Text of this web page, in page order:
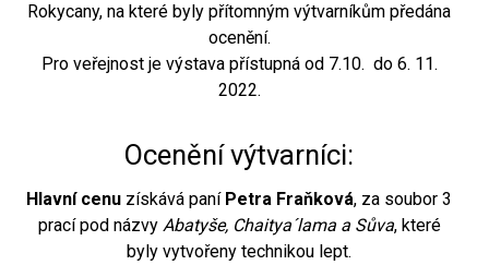
Rokycany, na které byly přítomným výtvarníkům předána
ocenění.
Pro veřejnost je výstava přístupná od 7.10. do 6. 11.
2022.
Ocenění výtvarníci:
Hlavní cenu získává paní Petra Fraňková, za soubor 3
prací pod názvy Abatyše, Chaitya´lama a Sůva, které
byly vytvořeny technikou lept.